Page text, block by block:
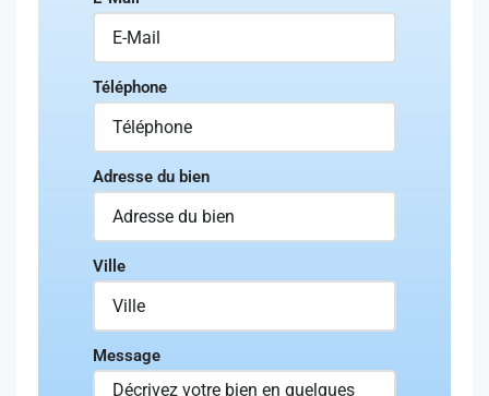
Téléphone
Adresse du bien
Ville
Message